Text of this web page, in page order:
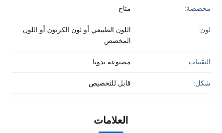
مخصصة: متاح
لون:
اللون الطبيعي أو لون الكرتون أو اللون
المخصص
التقنيات: مصنوعة يدويا
شكل: قابل للتخصيص
العلامات